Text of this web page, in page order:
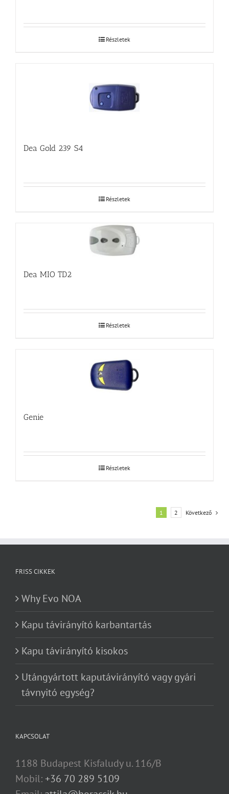
Részletek
Dea Gold 239 S4
Részletek
Dea MIO TD2
Részletek
Genie
Részletek
1 2 Következő
FRISS CIKKEK
Why Evo NOA
Kapu távirányító karbantartás
Kapu távirányító kisokos
Utángyártott kaputávirányító vagy gyári
távnyitó egység?
KAPCSOLAT
1188 Budapest Kisfaludy u. 116/B
Mobil:+36 70 289 5109